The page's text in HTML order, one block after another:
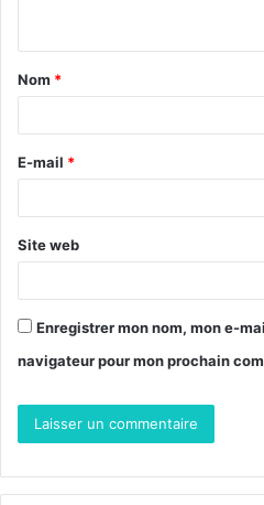
t
a
e
*
Nom *
E-mail *
Site web
Enregistrer mon nom, mon e-
navigateur pour mon prochain